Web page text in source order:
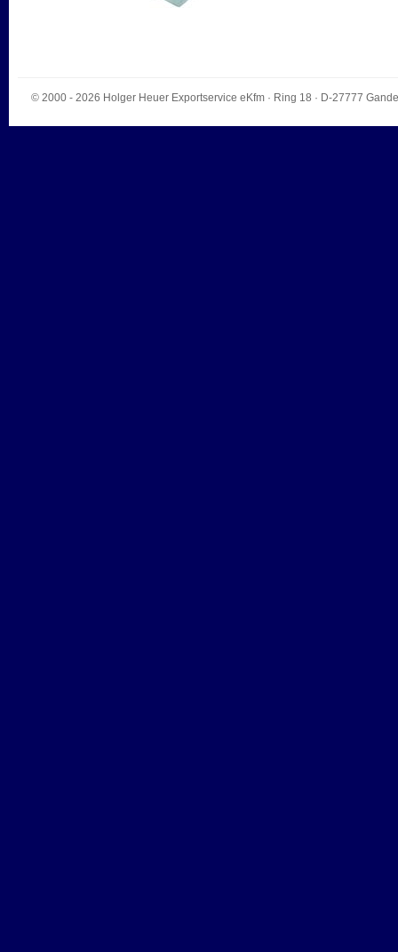
© 2000 - 2026 Holger Heuer Exportservice eKfm· Ring 18 · D-27777